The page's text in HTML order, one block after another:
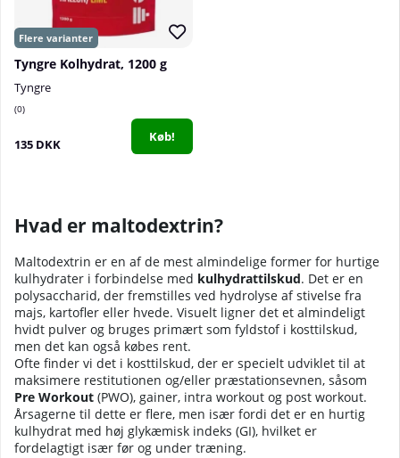
Tyngre Kolhydrat, 1200 g
Tyngre
0
135 DKK Køb!
Hvad er maltodextrin?
Maltodextrin er en af de mest almindelige former for hurtige
kulhydrater i forbindelse med kulhydrattilskud. Det er en
polysaccharid, der fremstilles ved hydrolyse af stivelse fra
majs, kartofler eller hvede. Visuelt ligner det et almindeligt
hvidt pulver og bruges primært som fyldstof i kosttilskud,
men det kan også købes rent.
Ofte finder vi det i kosttilskud, der er specielt udviklet til at
maksimere restitutionen og/eller præstationsevnen, såsom
Pre Workout (PWO), gainer, intra workout og post workout.
Årsagerne til dette er flere, men især fordi det er en hurtig
kulhydrat med høj glykæmisk indeks (GI), hvilket er
fordelagtigt især før og under træning.